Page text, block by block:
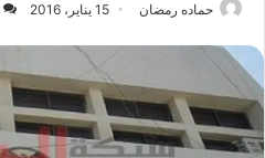
حماده رمضان 15 يناير، 2016